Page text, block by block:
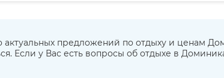
актуальных предложений по отдыху и ценам
Если у Вас есть вопросы об отдыхе в